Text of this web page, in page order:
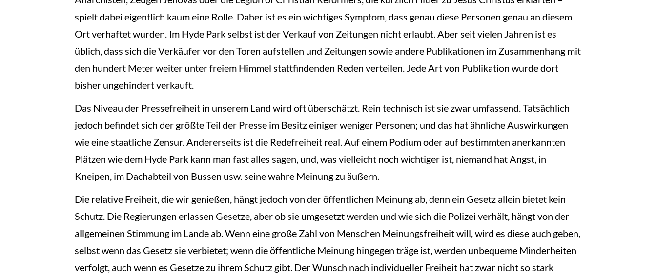
spielt dabei eigentlich kaum eine Rolle. Daher ist es ein wichtiges Symptom, dass genau diese Personen genau an diesem
Ort verhaftet wurden. Im Hyde Park selbst ist der Verkauf von Zeitungen nicht erlaubt. Aber seit vielen Jahren ist es
üblich, dass sich die Verkäufer vor den Toren aufstellen und Zeitungen sowie andere Publikationen im Zusammenhang mit
den hundert Meter weiter unter freiem Himmel stattfindenden Reden verteilen. Jede Art von Publikation wurde dort
bisher ungehindert verkauft.
Das Niveau der Pressefreiheit in unserem Land wird oft überschätzt. Rein technisch ist sie zwar umfassend. Tatsächlich
jedoch befindet sich der größte Teil der Presse im Besitz einiger weniger Personen; und das hat ähnliche Auswirkungen
wie eine staatliche Zensur. Andererseits ist die Redefreiheit real. Auf einem Podium oder auf bestimmten anerkannten
Plätzen wie dem Hyde Park kann man fast alles sagen, und, was vielleicht noch wichtiger ist, niemand hat Angst, in
Kneipen, im Dachabteil von Bussen usw. seine wahre Meinung zu äußern.
Die relative Freiheit, die wir genießen, hängt jedoch von der öffentlichen Meinung ab, denn ein Gesetz allein bietet kein
Schutz. Die Regierungen erlassen Gesetze, aber ob sie umgesetzt werden und wie sich die Polizei verhält, hängt von der
allgemeinen Stimmung im Lande ab. Wenn eine große Zahl von Menschen Meinungsfreiheit will, wird es diese auch geben,
selbst wenn das Gesetz sie verbietet; wenn die öffentliche Meinung hingegen träge ist, werden unbequeme Minderheiten
verfolgt, auch wenn es Gesetze zu ihrem Schutz gibt. Der Wunsch nach individueller Freiheit hat zwar nicht so stark